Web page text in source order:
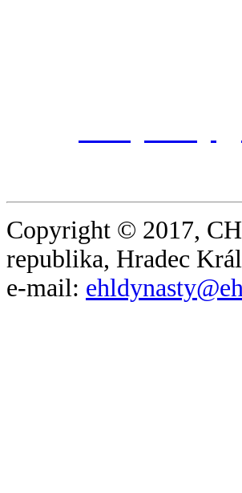
Copyright © 2017,
republika, Hradec
e-mail: